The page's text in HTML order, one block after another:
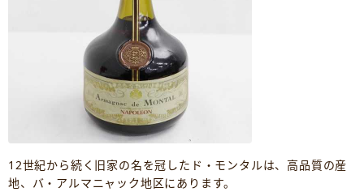
12世紀から続く旧家の名を冠したド・モンタルは、高品質の産
地、バ・アルマニャック地区にあります。